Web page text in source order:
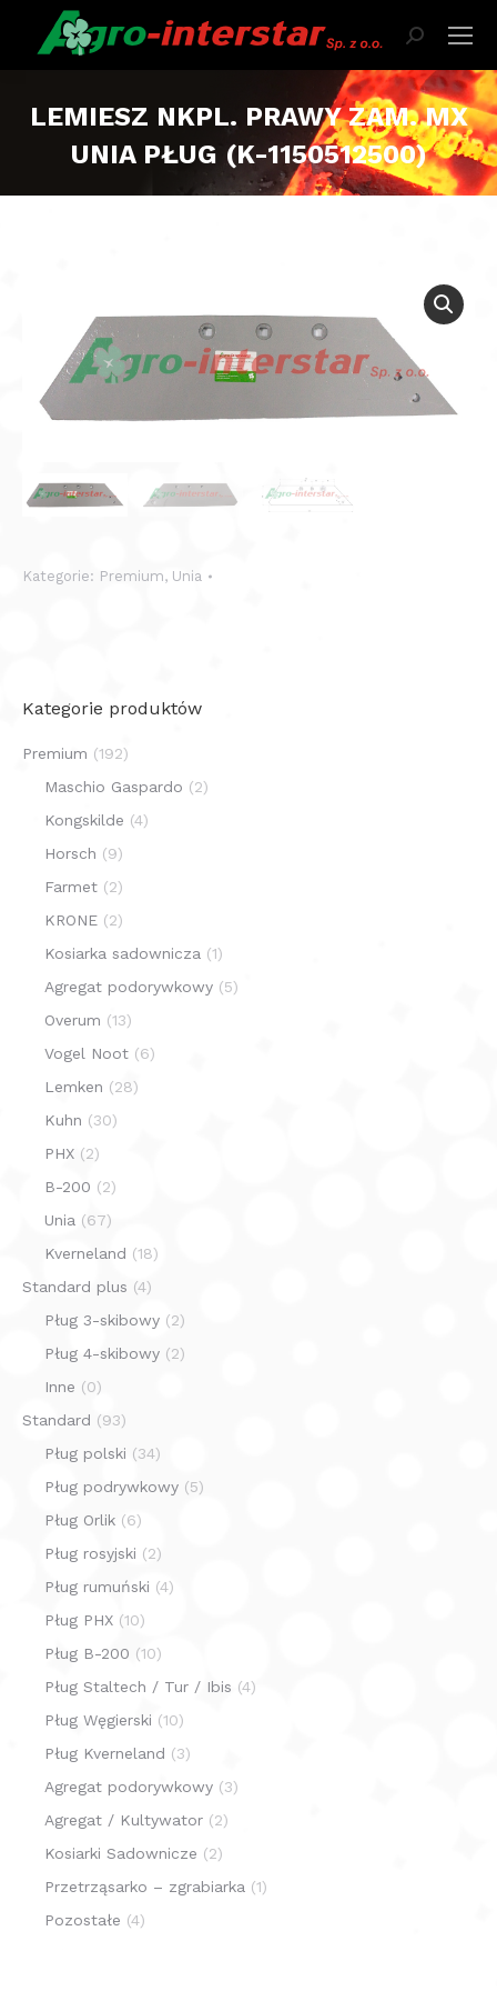
Szukaj:
LEMIESZ NKPL. PRAWY ZAM. MX
UNIA PŁUG (K-1150512500)
Kategorie: Premium, Unia
Kategorie produktów
Premium (192)
Maschio Gaspardo (2)
Kongskilde (4)
Horsch (9)
Farmet (2)
KRONE (2)
Kosiarka sadownicza (1)
Agregat podorywkowy (5)
Overum (13)
Vogel Noot (6)
Lemken (28)
Kuhn (30)
PHX (2)
B-200 (2)
Unia (67)
Kverneland (18)
Standard plus (4)
Pług 3-skibowy (2)
Pług 4-skibowy (2)
Inne (0)
Standard (93)
Pług polski (34)
Pług podrywkowy (5)
Pług Orlik (6)
Pług rosyjski (2)
Pług rumuński (4)
Pług PHX (10)
Pług B-200 (10)
Pług Staltech / Tur / Ibis (4)
Pług Węgierski (10)
Pług Kverneland (3)
Agregat podorywkowy (3)
Agregat / Kultywator (2)
Kosiarki Sadownicze (2)
Przetrząsarko – zgrabiarka (1)
Pozostałe (4)